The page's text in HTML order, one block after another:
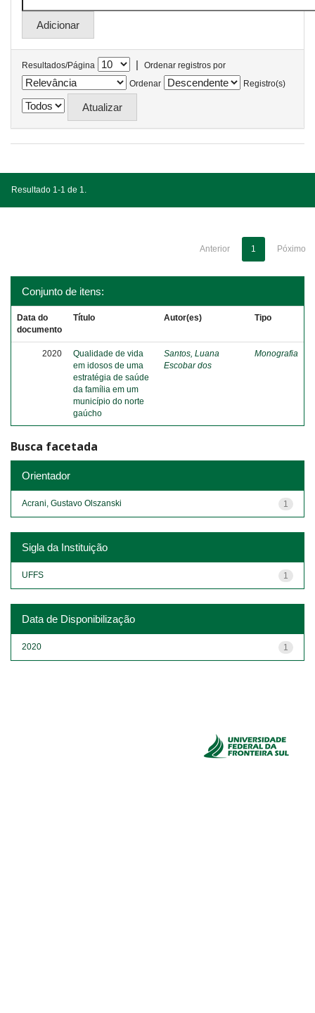
Resultados/Página |
Ordenar registros por
Ordenar
Registro(s)
Resultado 1-1 de 1.
Anterior 1 Póximo
Conjunto de itens:
Data do
documento
Título Autor(es) Tipo
2020
Qualidade de vida
em idosos de uma
estratégia de saúde
da família em um
município do norte
gaúcho
Santos, Luana
Escobar dos
Monografia
Busca facetada
Orientador
1
Acrani, Gustavo Olszanski
Sigla da Instituição
1
UFFS
Data de Disponibilização
1
2020